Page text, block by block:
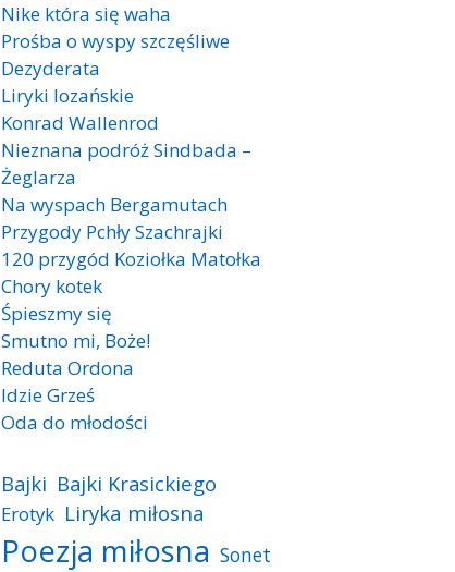
Nike która się waha
Prośba o wyspy szczęśliwe
Dezyderata
Liryki lozańskie
Konrad Wallenrod
Nieznana podróż Sindbada –
Żeglarza
Na wyspach Bergamutach
Przygody Pchły Szachrajki
120 przygód Koziołka Matołka
Chory kotek
Śpieszmy się
Smutno mi, Boże!
Reduta Ordona
Idzie Grześ
Oda do młodości
Bajki Bajki Krasickiego
Erotyk Liryka miłosna
Poezja miłosna Sonet